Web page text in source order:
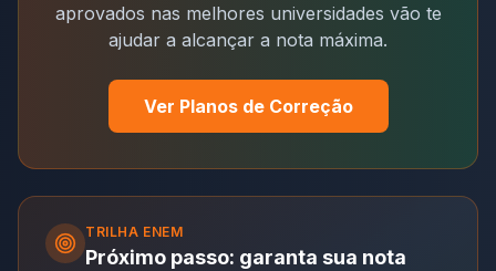
aprovados nas melhores universidades vão te
ajudar a alcançar a nota máxima.
Ver Planos de Correção
TRILHA ENEM
Próximo passo: garanta sua nota